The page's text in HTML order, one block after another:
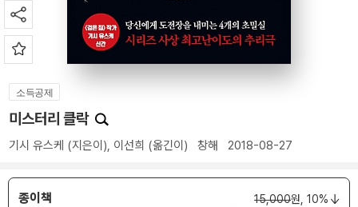
소득공제
미스터리 클락
기시 유스케 (지은이), 이선희 (옮긴이) 창해 2018-08-27
종이책 15,000원, 10%